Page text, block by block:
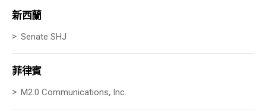
新西蘭
Senate SHJ
菲律賓
M2.0 Communications, Inc.